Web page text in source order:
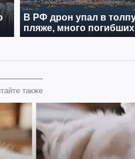
также